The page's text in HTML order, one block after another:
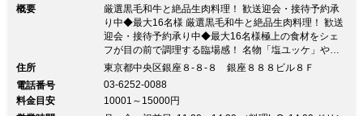
概要
厳選黒毛和牛と絶品生肉料理！ 歓送迎会・接待予約承
り中◆最大16名様 厳選黒毛和牛と絶品生肉料理！ 歓送
迎会・接待予約承り中◆最大16名様極上の食材をシェ
フが目の前で調理する臨場感！ 名物「塩ユッケ」や幻
の「牛トロ重」など、 生肉取扱認定 中央区第一号店だ
使える「贅沢空間」～ お薦めのカウンター席の他、完
全個室5室、 宴会向きのラウンジテーブル席もご用意し
住所
東京都中央区銀座８-８-８ 銀座８８８ビル８Ｆ
電話番号
03-6252-0088
料金目安
10001～15000円